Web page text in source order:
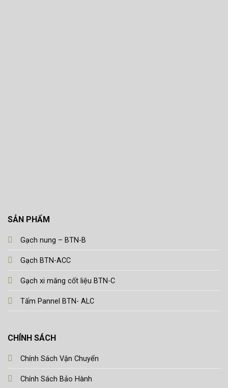
SẢN PHẨM
Gạch nung – BTN-B
Gạch BTN-ACC
Gạch xi măng cốt liệu BTN-C
Tấm Pannel BTN- ALC
CHÍNH SÁCH
Chính Sách Vận Chuyển
Chính Sách Bảo Hành